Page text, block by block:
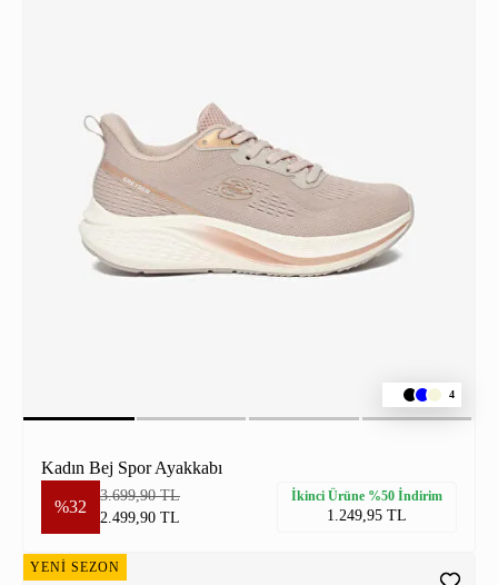
4
Kadın Bej Spor Ayakkabı
%32
3.699,90 TL
2.499,90 TL
İkinci Ürüne %50 İndirim
1.249,95 TL
YENİ SEZON